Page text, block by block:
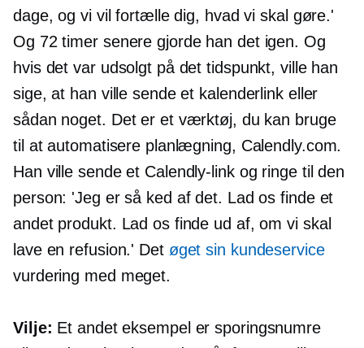
dage, og vi vil fortælle dig, hvad vi skal gøre.'
Og 72 timer senere gjorde han det igen. Og
hvis det var udsolgt på det tidspunkt, ville han
sige, at han ville sende et kalenderlink eller
sådan noget. Det er et værktøj, du kan bruge
til at automatisere planlægning, Calendly.com.
Han ville sende et Calendly-link og ringe til den
person: 'Jeg er så ked af det. Lad os finde et
andet produkt. Lad os finde ud af, om vi skal
lave en refusion.' Det øget sin kundeservice
vurdering med meget.
Vilje: Et andet eksempel er sporingsnumre